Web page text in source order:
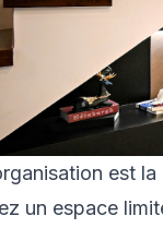
est
un espace